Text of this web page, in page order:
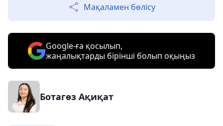
Мақаламен бөлісу
Google-ға қосылып,
жаңалықтарды бірінші болып оқыңыз
Ботагөз Ақиқат